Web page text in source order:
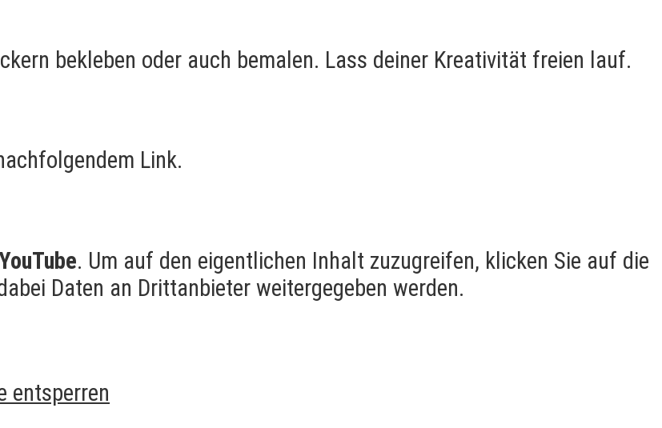
bekleben oder auch bemalen. Lass deiner Kreativität freien lauf.
Link.
. Um auf den eigentlichen Inhalt zuzugreifen, klicken Sie auf die
Daten an Drittanbieter weitergegeben werden.
entsperren